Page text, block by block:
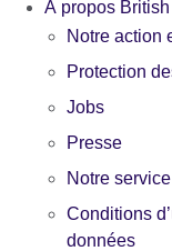
À propos
Notre action
Protection
Jobs
Presse
Notre
Conditions
données